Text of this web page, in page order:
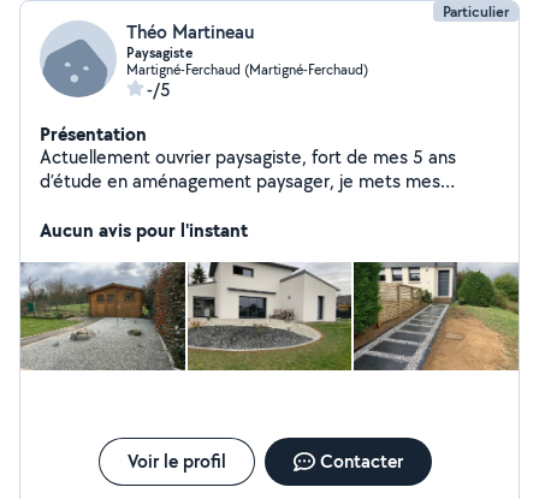
Particulier
Théo Martineau
Paysagiste
Martigné-Ferchaud (Martigné-Ferchaud)
-/5
Présentation
Actuellement ouvrier paysagiste, fort de mes 5 ans
d’étude en aménagement paysager, je mets mes
de mon expérience pour vous satisfaire.
Aucun avis pour l'instant
Voir le profil Contacter